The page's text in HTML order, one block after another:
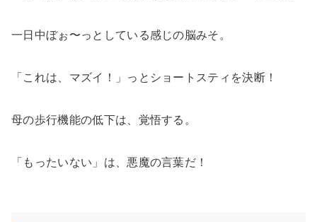
一日中ぼぉ〜っとしている感じの脳みそ。
「これは、マズイ！」っとショートスティを決断！
母の歩行機能の低下は、覚悟する。
「もったいない」は、悪魔の言葉だ！